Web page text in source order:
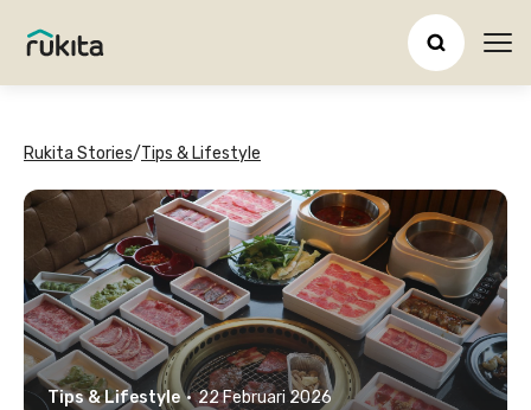
Rukita Stories/Tips & Lifestyle
Tips & Lifestyle · 22 Februari 2026